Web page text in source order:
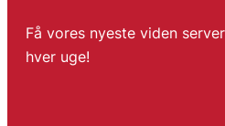
Få vores nyeste viden
hver uge!